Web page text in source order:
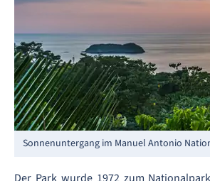
Sonnenuntergang im Manuel Antonio